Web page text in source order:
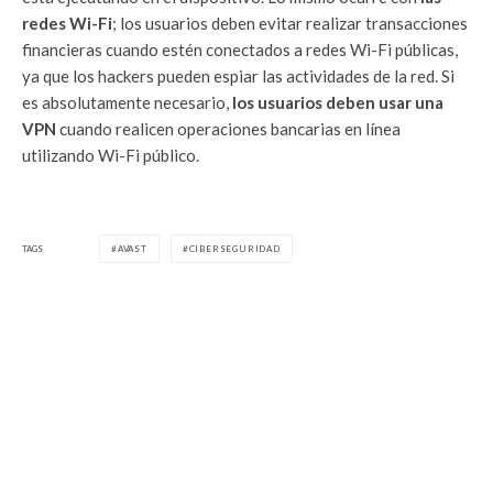
redes Wi-Fi; los usuarios deben evitar realizar transacciones
financieras cuando estén conectados a redes Wi-Fi públicas,
ya que los hackers pueden espiar las actividades de la red. Si
es absolutamente necesario, los usuarios deben usar una
VPN cuando realicen operaciones bancarias en línea
utilizando Wi-Fi público.
TAGS AVAST CIBERSEGURIDAD